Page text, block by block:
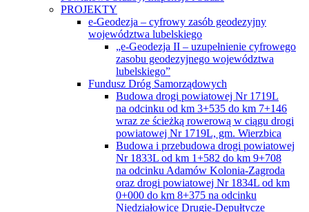
lubelskiego”
Fundusz Dróg Samorządowych
Budowa drogi powiatowej Nr 1719L
na odcinku od km 3+535 do km 7+146
wraz ze ścieżką rowerową w ciągu drogi
powiatowej Nr 1719L, gm. Wierzbica
Budowa i przebudowa drogi powiatowej
Nr 1833L od km 1+582 do km 9+708
na odcinku Adamów Kolonia-Zagroda
oraz drogi powiatowej Nr 1834L od km
0+000 do km 8+375 na odcinku
Niedziałowice Drugie-Depułtycze
Królewskie
Przebudowa drogi powiatowej Nr 1719L
od km 7+908 do km 16+108 na odcinku
Busówno Kolonia—Wólka Tarnowska